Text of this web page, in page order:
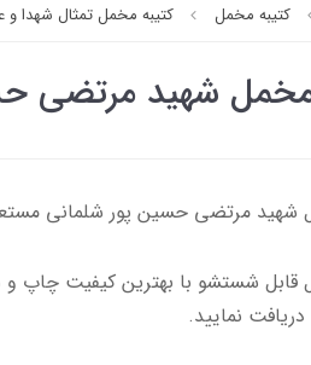
کتیبه مخمل کتیبه مخمل تمثال شهدا و
مخمل شهید مرتضی
شهید مرتضی حسین پور شلمانی
قابل شستشو با بهترین کیفیت چاپ و
نمایید.